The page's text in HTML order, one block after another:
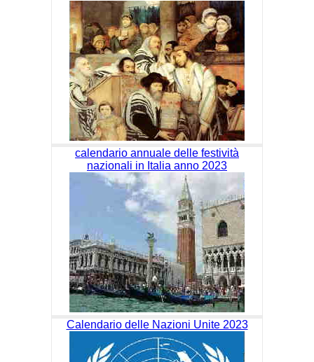
calendario annuale delle festività
nazionali in Italia anno 2023
Calendario delle Nazioni Unite 2023